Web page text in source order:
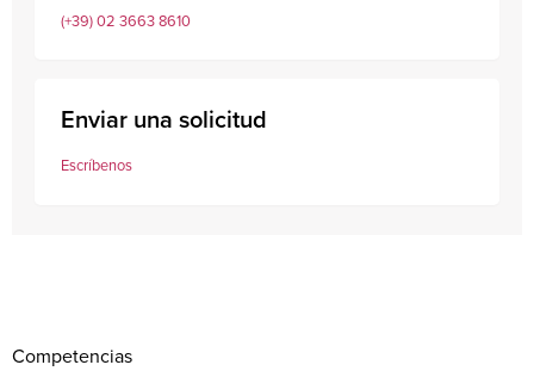
(+39) 02 3663 8610
Enviar una solicitud
Escríbenos
Competencias